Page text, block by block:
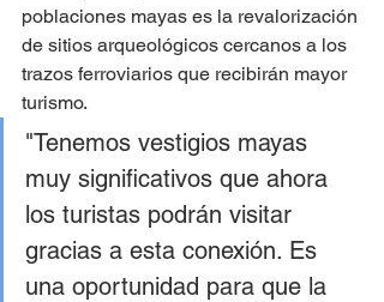
poblaciones mayas es la revalorización
de sitios arqueológicos cercanos a los
trazos ferroviarios que recibirán mayor
turismo.
"Tenemos vestigios mayas
muy significativos que ahora
los turistas podrán visitar
gracias a esta conexión. Es
una oportunidad para que la